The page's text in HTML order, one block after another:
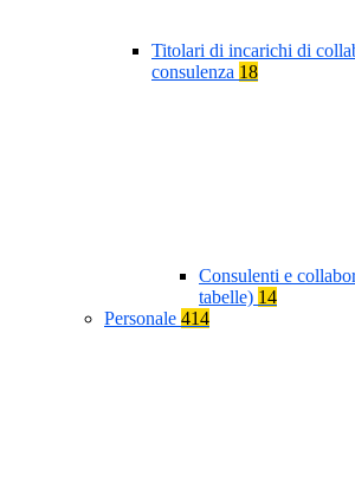
Titolari di incarichi di
consulenza 18
Consulenti e
tabelle) 14
Personale 414